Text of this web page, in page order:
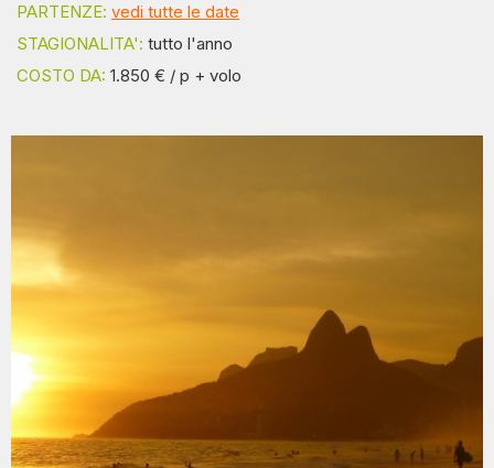
PARTENZE: vedi tutte le date
STAGIONALITA': tutto l'anno
COSTO DA: 1.850 € / p + volo